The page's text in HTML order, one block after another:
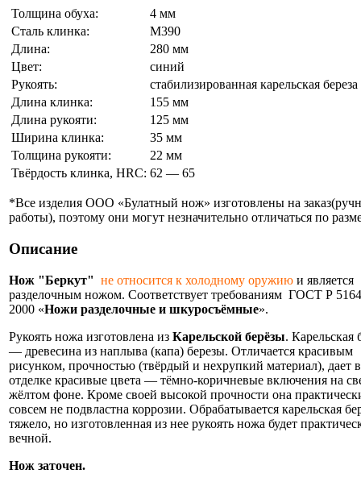
Толщина обуха:
4 мм
Сталь клинка:
М390
Длина:
280 мм
Цвет:
синий
Рукоять:
стабилизированная карельская береза
Длина клинка:
155 мм
Длина рукояти:
125 мм
Ширина клинка:
35 мм
Толщина рукояти:
22 мм
Твёрдость клинка, HRC: 62 — 65
*Все изделия ООО «Булатный нож» изготовлены на
работы), поэтому они могут незначительно отличаться по
Описание
Нож "Беркут" не относится к холодному оружию и является
разделочным ножом. Соответствует требованиям ГОСТ Р
2000 «Ножи разделочные и шкуросъёмные».
Рукоять ножа изготовлена из Карельской берёзы. Карельская
— древесина из наплыва (капа) березы. Отличается красивым
рисунком, прочностью (твёрдый и нехрупкий материал), дает в
отделке красивые цвета — тёмно-коричневые включения на
жёлтом фоне. Кроме своей высокой прочности она
совсем не подвластна коррозии. Обрабатывается карельская
тяжело, но изготовленная из нее рукоять ножа будет
вечной.
Нож заточен.